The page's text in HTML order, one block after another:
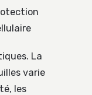
La
varie
les